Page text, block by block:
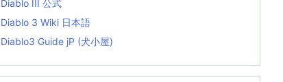
Diablo III 公式
Diablo 3 Wiki 日本語
Diablo3 Guide jP (犬小屋)